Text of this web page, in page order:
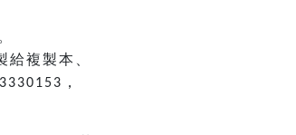
給複製本、
，